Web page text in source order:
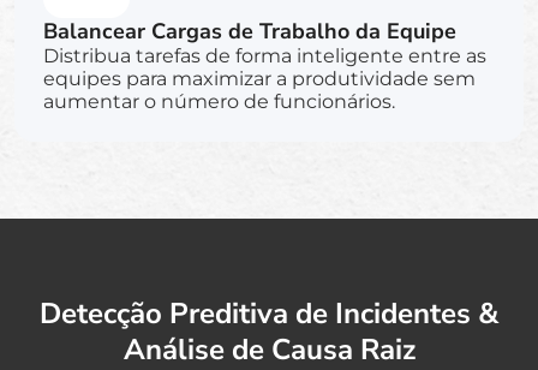
Balancear Cargas de Trabalho da Equipe
Distribua tarefas de forma inteligente entre as
equipes para maximizar a produtividade sem
aumentar o número de funcionários.
Detecção Preditiva de Incidentes &
Análise de Causa Raiz